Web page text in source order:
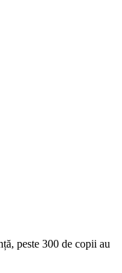
peste 300 de copii au